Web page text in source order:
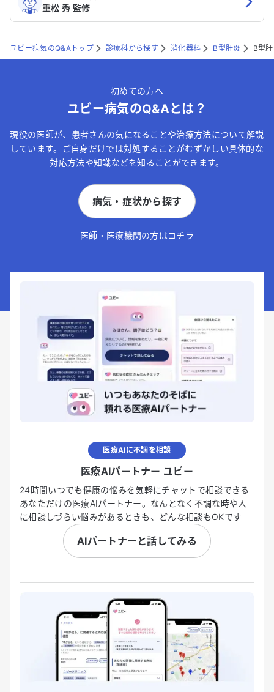
重松 秀 監修
ユビー病気のQ&Aトップ 診療科から探す 消化器科 B型肝炎 B型
初めての方へ
ユビー病気のQ&Aとは？
現役の医師が、患者さんの気になることや治療方法について解説
しています。ご自身だけでは対処することがむずかしい具体的な
対応方法や知識などを知ることができます。
病気・症状から探す
医師・医療機関の方はコチラ
医療AIに不調を相談
医療AIパートナー ユビー
24時間いつでも健康の悩みを気軽にチャットで相談できる
あなただけの医療AIパートナー。なんとなく不調な時や人
に相談しづらい悩みがあるときも、どんな相談もOKです
AIパートナーと話してみる